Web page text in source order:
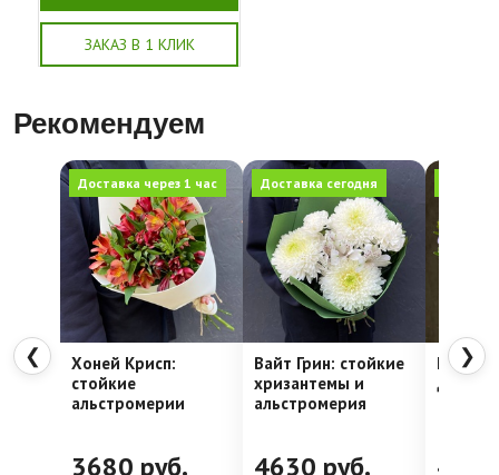
ЗАКАЗ В 1 КЛИК
Рекомендуем
❮
Доставка через 1 час
Хоней Крисп:
стойкие
альстромерии
3680 руб.
Доставка сегодня
Вайт Грин: стойкие
хризантемы и
альстромерия
4630 руб.
Нежные
❯